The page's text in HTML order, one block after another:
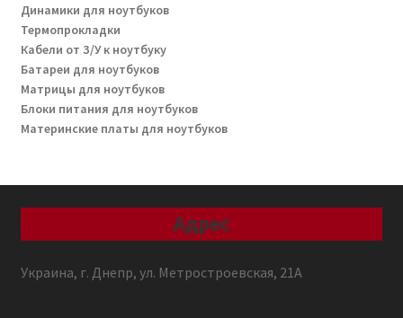
Динамики для ноутбуков
Термопрокладки
Кабели от З/У к ноутбуку
Батареи для ноутбуков
Матрицы для ноутбуков
Блоки питания для ноутбуков
Материнские платы для ноутбуков
Адрес
Украина, г. Днепр, ул. Метростроевская, 21А